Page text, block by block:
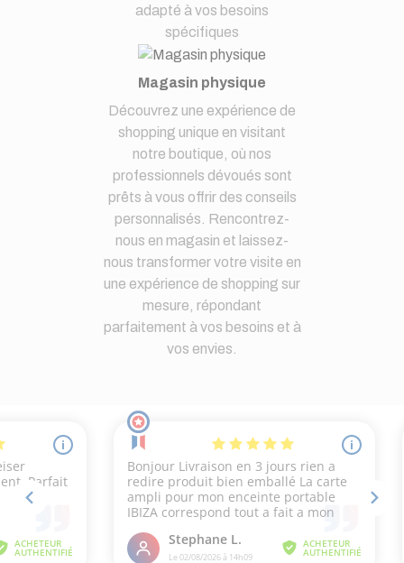
adapté à vos besoins
spécifiques
Magasin physique
Découvrez une expérience de
shopping unique en visitant
notre boutique, où nos
professionnels dévoués sont
prêts à vous offrir des conseils
personnalisés. Rencontrez-
nous en magasin et laissez-
nous transformer votre visite en
une expérience de shopping sur
mesure, répondant
parfaitement à vos besoins et à
vos envies.